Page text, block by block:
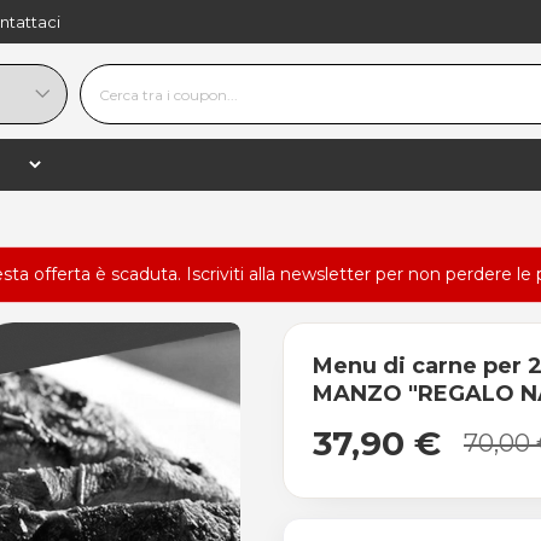
offerta è scaduta. Iscriviti alla newsletter per non perdere le
Menu di carne per
MANZO "REGALO
37,90 € 70,00